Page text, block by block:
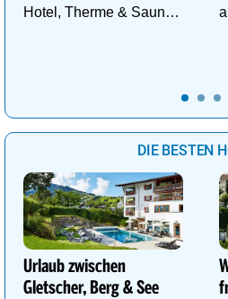
Hotel, Therme & Sauna
DIE BESTEN
Urlaub zwischen
Gletscher, Berg & See